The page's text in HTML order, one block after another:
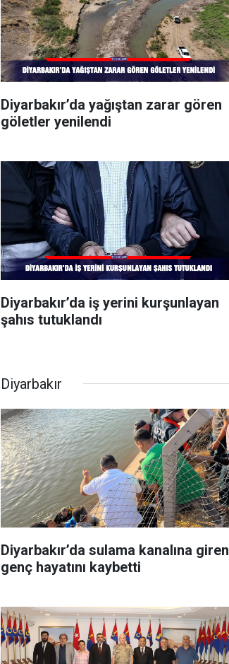
Diyarbakır’da yağıştan zarar gören
göletler yenilendi
Diyarbakır’da iş yerini kurşunlayan
şahıs tutuklandı
Diyarbakır
Diyarbakır’da sulama kanalına giren
genç hayatını kaybetti